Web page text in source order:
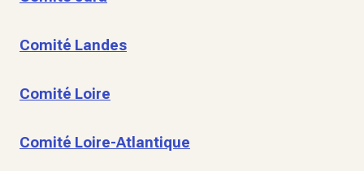
Comité Landes
Comité Loire
Comité Loire-Atlantique